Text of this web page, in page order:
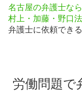
名古屋の弁護士な
村上・加藤・野口
弁護士に依頼でき
労働問題で